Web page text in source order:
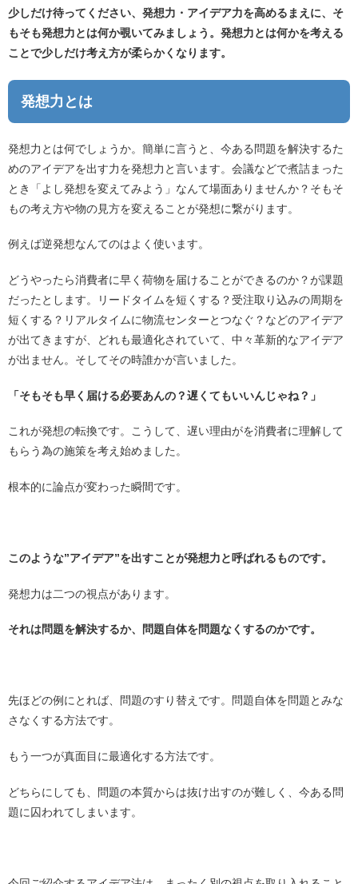
少しだけ待ってください、発想力・アイデア力を高めるまえに、そ
もそも発想力とは何か覗いてみましょう。発想力とは何かを考える
ことで少しだけ考え方が柔らかくなります。
発想力とは
発想力とは何でしょうか。簡単に言うと、今ある問題を解決するた
めのアイデアを出す力を発想力と言います。会議などで煮詰まった
とき「よし発想を変えてみよう」なんて場面ありませんか？そもそ
もの考え方や物の見方を変えることが発想に繋がります。
例えば逆発想なんてのはよく使います。
どうやったら消費者に早く荷物を届けることができるのか？が課題
だったとします。リードタイムを短くする？受注取り込みの周期を
短くする？リアルタイムに物流センターとつなぐ？などのアイデア
が出てきますが、どれも最適化されていて、中々革新的なアイデア
が出ません。そしてその時誰かが言いました。
「そもそも早く届ける必要あんの？遅くてもいいんじゃね？」
これが発想の転換です。こうして、遅い理由がを消費者に理解して
もらう為の施策を考え始めました。
根本的に論点が変わった瞬間です。
このような”アイデア”を出すことが発想力と呼ばれるものです。
発想力は二つの視点があります。
それは問題を解決するか、問題自体を問題なくするのかです。
先ほどの例にとれば、問題のすり替えです。問題自体を問題とみな
さなくする方法です。
もう一つが真面目に最適化する方法です。
どちらにしても、問題の本質からは抜け出すのが難しく、今ある問
題に囚われてしまいます。